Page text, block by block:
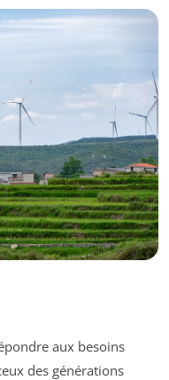
aux besoins
des générations